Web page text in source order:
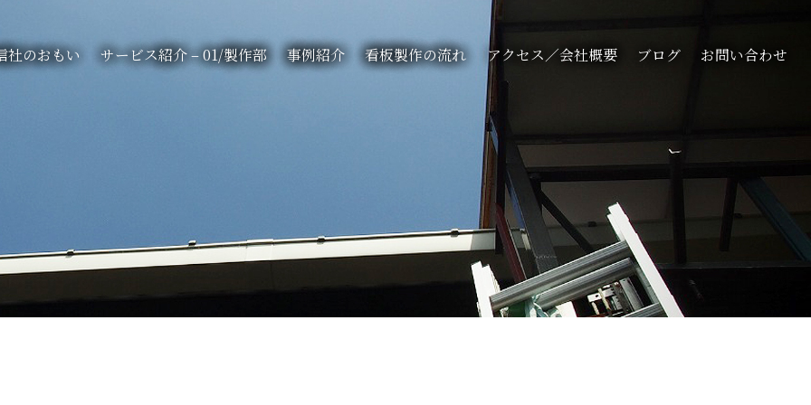
社のおもい サービス紹介 – 01/製作部 事例紹介 看板製作の流れ アクセス／会社概要 ブログ お問い合わせ